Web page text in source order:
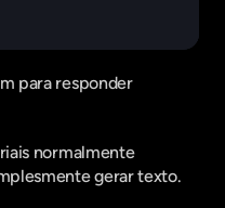
para responder
normalmente
gerar texto.